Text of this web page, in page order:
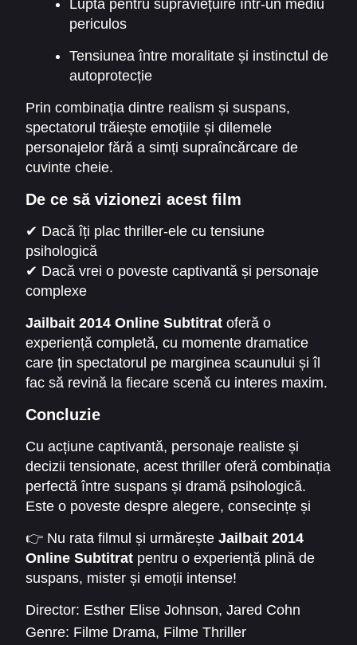
Lupta pentru supraviețuire într-un mediu
periculos
Tensiunea între moralitate și instinctul de
autoprotecție
Prin combinația dintre realism și suspans,
spectatorul trăiește emoțiile și dilemele
personajelor fără a simți supraîncărcare de
cuvinte cheie.
De ce să vizionezi acest film
✔ Dacă îți plac thriller-ele cu tensiune
psihologică
✔ Dacă vrei o poveste captivantă și personaje
complexe
dramatismul real
✔ Dacă vrei să simți adrenalina deciziilor
periculoase
Jailbait 2014 Online Subtitrat oferă o
experiență completă, cu momente dramatice
care țin spectatorul pe marginea scaunului și îl
fac să revină la fiecare scenă cu interes maxim.
Concluzie
Cu acțiune captivantă, personaje realiste și
decizii tensionate, acest thriller oferă combinația
perfectă între suspans și dramă psihologică.
Este o poveste despre alegere, consecințe și
sau pentru fanii genului.
👉 Nu rata filmul și urmărește Jailbait 2014
Online Subtitrat pentru o experiență plină de
suspans, mister și emoții intense!
Director: Esther Elise Johnson, Jared Cohn
Genre: Filme Drama, Filme Thriller